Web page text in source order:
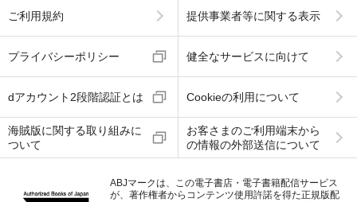
ご利用規約 提供事業者等に関する表示
プライバシーポリシー 健全なサービスに向けて
dアカウント2段階認証とは Cookieの利用について
海賊版に関する取り組みに
ついて
お客さまのご利用端末から
の情報の外部送信について
ABJマークは、この電子書店・電子書籍配信サービス
が、著作権者からコンテンツ使用許諾を得た正規版配